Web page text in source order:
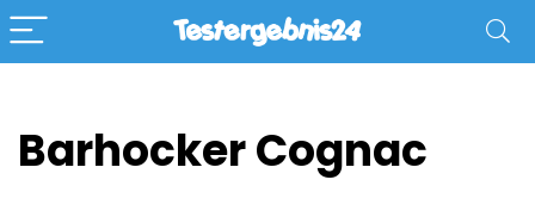
Barhocker Cognac